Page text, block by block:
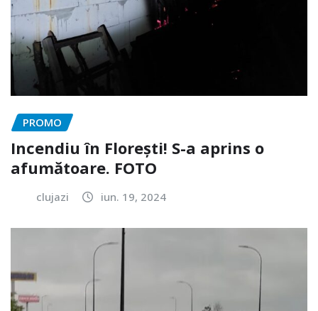
PROMO
Incendiu în Florești! S-a aprins o
afumătoare. FOTO
clujazi iun. 19, 2024